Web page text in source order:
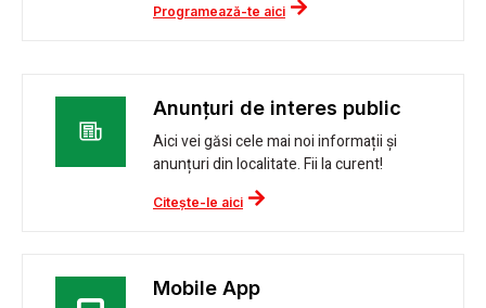
Programează-te aici
Anunțuri de interes public
Aici vei găsi cele mai noi informații și
anunțuri din localitate. Fii la curent!
Citește-le aici
Mobile App